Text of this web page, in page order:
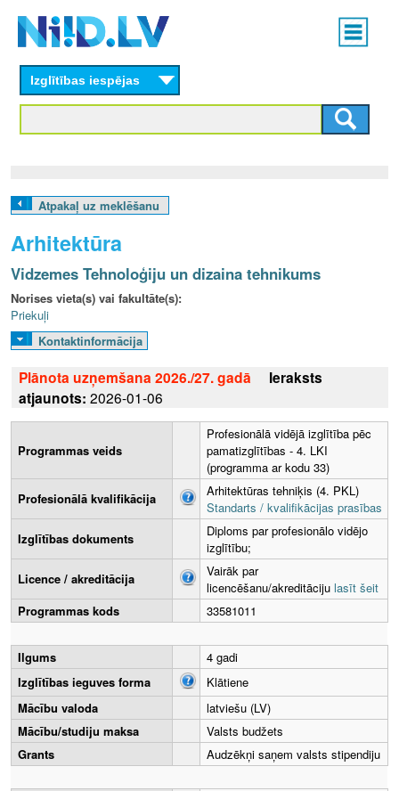
content
Main
menu
L
V
Izglītības iespējas
Atpakaļ uz meklēšanu
Arhitektūra
Vidzemes Tehnoloģiju un dizaina tehnikums
Norises vieta(s) vai fakultāte(s):
Priekuļi
Kontaktinformācija
Plānota uzņemšana 2026./27. gadā
Ieraksts
atjaunots: 2026-01-06
Programmas veids
Profesionālā vidējā izglītība pēc
pamatizglītības - 4. LKI
(programma ar kodu 33)
Profesionālā kvalifikācija
Arhitektūras tehniķis (4. PKL)
Standarts / kvalifikācijas prasības
Izglītības dokuments
Diploms par profesionālo vidējo
izglītību;
Licence / akreditācija
Vairāk par
licencēšanu/akreditāciju lasīt šeit
Programmas kods
33581011
Ilgums
4 gadi
Izglītības ieguves forma
Klātiene
Mācību valoda
latviešu (LV)
Mācību/studiju maksa
Valsts budžets
Grants
Audzēkņi saņem valsts stipendiju